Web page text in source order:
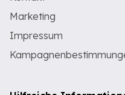
Marketing
Impressum